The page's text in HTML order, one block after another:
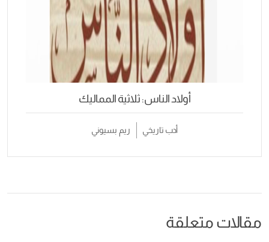
أولاد الناس: ثلاثية المماليك
أدب تاريخي ريم بسيوني
مقالات متعلقة